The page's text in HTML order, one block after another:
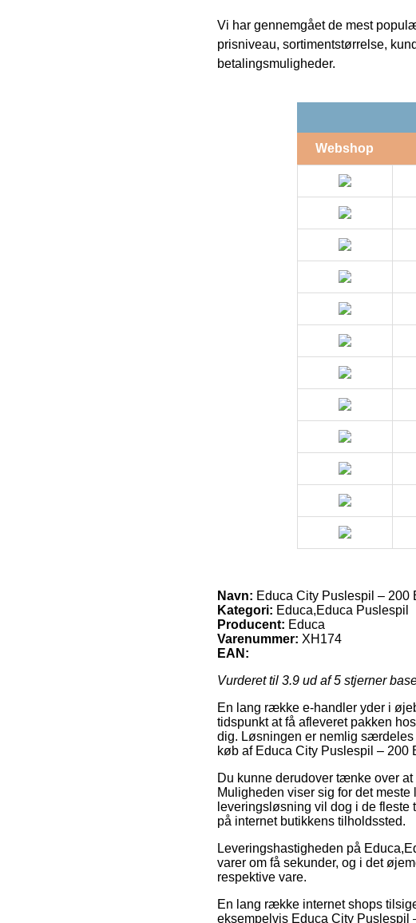
Vi har gennemgået de mest
prisniveau, sortimentstørrelse,
betalingsmuligheder.
Webshop
Navn: Educa City Puslespil – 200
Kategori: Educa,Educa Puslespil
Producent: Educa
Varenummer: XH174
EAN:
Vurderet til 3.9 ud af 5 stjerner
En lang række e-handler yder i
tidspunkt at få afleveret pakken
dig. Løsningen er nemlig
køb af Educa City Puslespil – 200
Du kunne derudover tænke over
Muligheden viser sig for det
leveringsløsning vil dog i de
på internet butikkens tilholdssted.
Leveringshastigheden på
varer om få sekunder, og i det
respektive vare.
En lang række internet shops
eksempelvis Educa City Puslespil